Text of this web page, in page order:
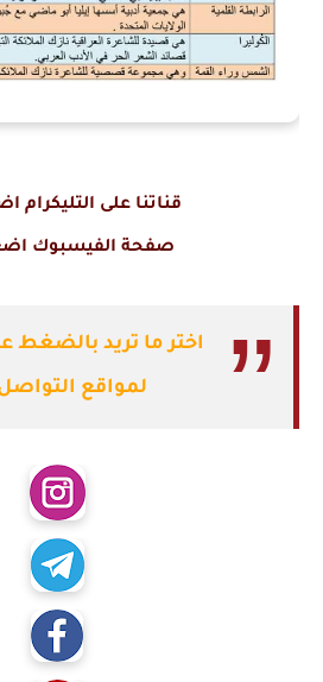
قناتنا على التليكرام
صفحة الفيسبوك
اختر ما تريد بالضغط
لمواقع